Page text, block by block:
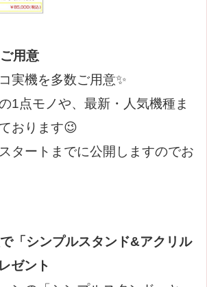
用意
実機を多数ご用意✨
1点モノや、最新・人気機種ま
おります😉
タートまでに公開しますのでお
「シンプルスタンド&アクリル
ゼント